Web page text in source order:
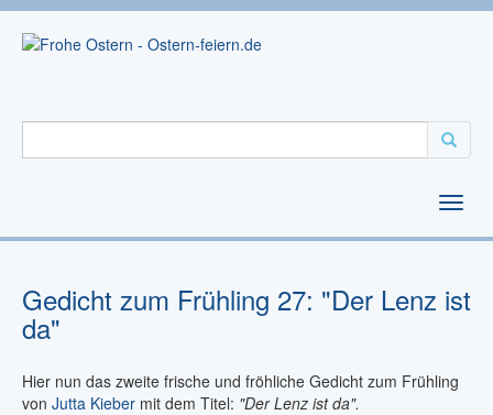
Gedicht zum Frühling 27: "Der Lenz ist
da"
Hier nun das zweite frische und fröhliche Gedicht zum Frühling
von Jutta Kieber mit dem Titel: "Der Lenz ist da".